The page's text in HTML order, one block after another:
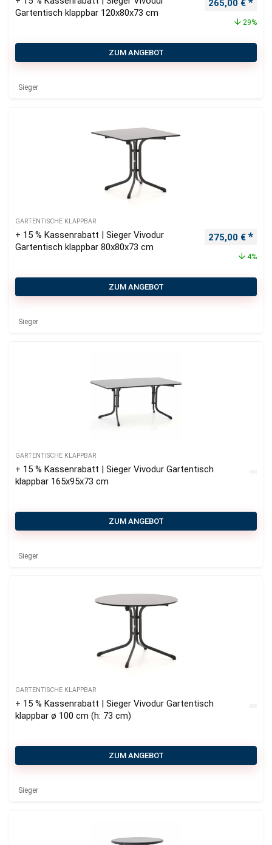
Gartentisch klappbar 120x80x73 cm
265,00 €
29%
ZUM ANGEBOT
Sieger
GARTENTISCHE KLAPPBAR
+ 15 % Kassenrabatt | Sieger Vivodur
Gartentisch klappbar 80x80x73 cm
275,00 €
4%
ZUM ANGEBOT
Sieger
GARTENTISCHE KLAPPBAR
+ 15 % Kassenrabatt | Sieger Vivodur Gartentisch
klappbar 165x95x73 cm
ZUM ANGEBOT
Sieger
GARTENTISCHE KLAPPBAR
+ 15 % Kassenrabatt | Sieger Vivodur Gartentisch
klappbar ø 100 cm (h: 73 cm)
ZUM ANGEBOT
Sieger